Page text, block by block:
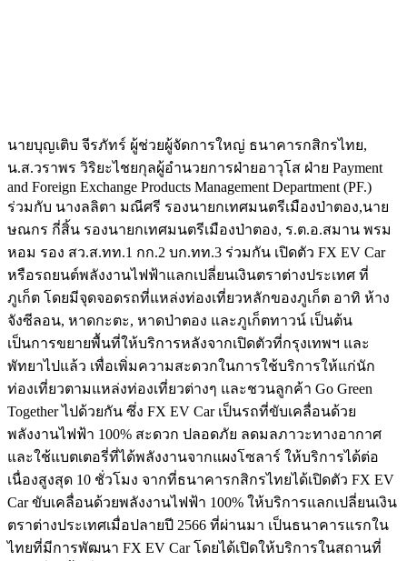
นายบุญเติบ จีรภัทร์ ผู้ช่วยผู้จัดการใหญ่ ธนาคารกสิกรไทย,
น.ส.วราพร วิริยะไชยกุลผู้อำนวยการฝ่ายอาวุโส ฝ่าย Payment
and Foreign Exchange Products Management Department (PF.)
ร่วมกับ นางลลิตา มณีศรี รองนายกเทศมนตรีเมืองป่าตอง,นาย
ษณกร กี่สิ้น รองนายกเทศมนตรีเมืองป่าตอง, ร.ต.อ.สมาน พรม
หอม รอง สว.ส.ทท.1 กก.2 บก.ทท.3 ร่วมกัน เปิดตัว FX EV Car
หรือรถยนต์พลังงานไฟฟ้าแลกเปลี่ยนเงินตราต่างประเทศ ที่
ภูเก็ต โดยมีจุดจอดรถที่แหล่งท่องเที่ยวหลักของภูเก็ต อาทิ ห้าง
จังซีลอน, หาดกะตะ, หาดป่าตอง และภูเก็ตทาวน์ เป็นต้น
เป็นการขยายพื้นที่ให้บริการหลังจากเปิดตัวที่กรุงเทพฯ และ
พัทยาไปแล้ว เพื่อเพิ่มความสะดวกในการใช้บริการให้แก่นัก
ท่องเที่ยวตามแหล่งท่องเที่ยวต่างๆ และชวนลูกค้า Go Green
Together ไปด้วยกัน ซึ่ง FX EV Car เป็นรถที่ขับเคลื่อนด้วย
พลังงานไฟฟ้า 100% สะดวก ปลอดภัย ลดมลภาวะทางอากาศ
และใช้แบตเตอรี่ที่ได้พลังงานจากแผงโซลาร์ ให้บริการได้ต่อ
เนื่องสูงสุด 10 ชั่วโมง จากที่ธนาคารกสิกรไทยได้เปิดตัว FX EV
Car ขับเคลื่อนด้วยพลังงานไฟฟ้า 100% ให้บริการแลกเปลี่ยนเงิน
ตราต่างประเทศเมื่อปลายปี 2566 ที่ผ่านมา เป็นธนาคารแรกใน
ไทยที่มีการพัฒนา FX EV Car โดยได้เปิดให้บริการในสถานที่